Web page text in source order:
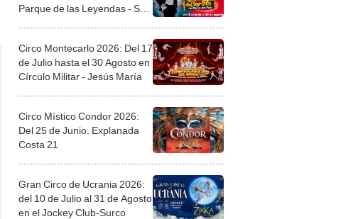
Parque de las Leyendas - San
Circo Montecarlo 2026: Del 17
de Julio hasta el 30 Agosto en
Círculo Militar - Jesús María
Circo Místico Condor 2026:
Del 25 de Junio. Explanada
Costa 21
Gran Circo de Ucrania 2026:
del 10 de Julio al 31 de Agosto
en el Jockey Club-Surco